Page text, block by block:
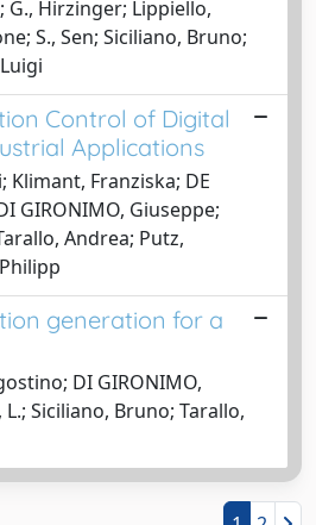
G., Hirzinger; Lippiello,
S., Sen; Siciliano, Bruno;
Control of Digital
Applications
Klimant, Franziska; DE
GIRONIMO, Giuseppe;
Andrea; Putz,
generation for a
DI GIRONIMO,
Siciliano, Bruno; Tarallo,